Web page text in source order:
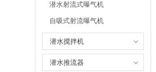
潜水射流式曝气机
自吸式射流曝气机
潜水搅拌机
潜水推流器